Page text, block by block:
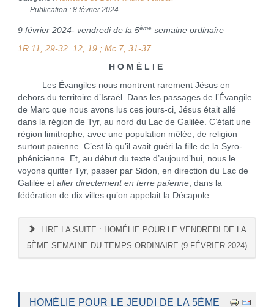
Publication : 8 février 2024
9 février 2024- vendredi de la 5ème semaine ordinaire
1R 11, 29-32. 12, 19 ; Mc 7, 31-37
H O M É L I E
Les Évangiles nous montrent rarement Jésus en
dehors du territoire d’Israël. Dans les passages de l’Évangile
de Marc que nous avons lus ces jours-ci, Jésus était allé
dans la région de Tyr, au nord du Lac de Galilée. C’était une
région limitrophe, avec une population mêlée, de religion
surtout païenne. C’est là qu’il avait guéri la fille de la Syro-
phénicienne. Et, au début du texte d’aujourd’hui, nous le
voyons quitter Tyr, passer par Sidon, en direction du Lac de
Galilée et aller directement en terre païenne, dans la
fédération de dix villes qu’on appelait la Décapole.
LIRE LA SUITE : HOMÉLIE POUR LE VENDREDI DE LA
5ÈME SEMAINE DU TEMPS ORDINAIRE (9 FÉVRIER 2024)
HOMÉLIE POUR LE JEUDI DE LA 5ÈME